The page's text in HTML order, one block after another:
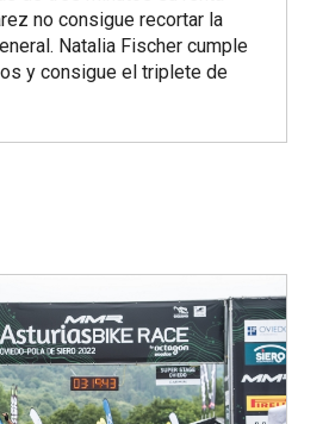
no consigue recortar la
Natalia Fischer cumple
y consigue el triplete de